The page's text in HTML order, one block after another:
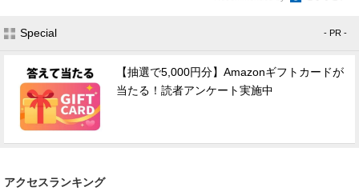
Special - PR -
【抽選で5,000円分】Amazonギフトカードが
当たる！読者アンケート実施中
アクセスランキング